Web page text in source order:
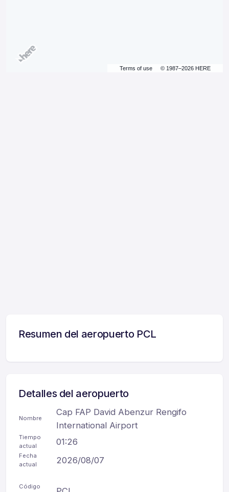
Terms of use © 1987–2026 HERE
Resumen del aeropuerto PCL
Detalles del aeropuerto
Nombre
Cap FAP David Abenzur Rengifo
International Airport
Tiempo
actual
01:26
Fecha
actual
2026/08/07
Código